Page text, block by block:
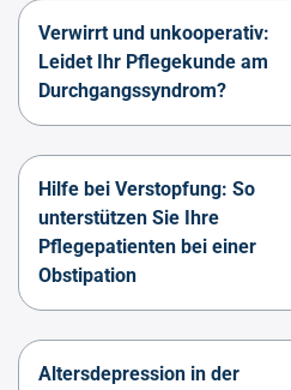
Verwirrt und unkooperativ:
Leidet Ihr Pflegekunde am
Durchgangssyndrom?
Hilfe bei Verstopfung: So
unterstützen Sie Ihre
Pflegepatienten bei einer
Obstipation
Altersdepression in der